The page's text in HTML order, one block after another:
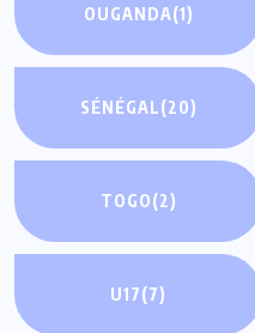
OUGANDA(1)
SÉNÉGAL(20)
TOGO(2)
U17(7)